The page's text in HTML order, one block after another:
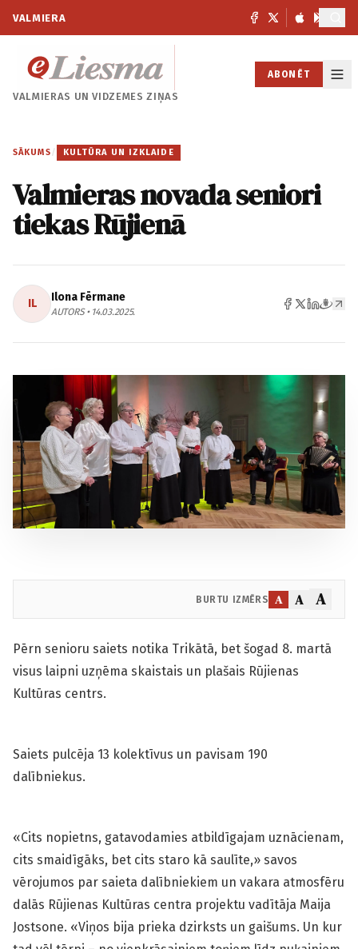
VALMIERA
VALMIERAS UNVIDZEMES ZIŅAS
ABONĒT
SĀKUMS / KULTŪRA UN IZKLAIDE
Valmieras novada seniori
tiekas Rūjienā
IL Ilona Fērmane
AUTORS • 14.03.2025.
BURTU IZMĒRS A A A
Pērn senioru saiets notika Trikātā, bet šogad 8. martā
visus laipni uzņēma skaistais un plašais Rūjienas
Kultūras centrs.
Saiets pulcēja 13 kolektīvus un pavisam 190
dalībniekus.
«Cits nopietns, gatavodamies atbildīgajam uznācienam,
cits smaidīgāks, bet cits staro kā sau­līte,» savos
vērojumos par saieta dalībniekiem un vakara atmosfēru
dalās Rūjienas Kultūras centra projektu vadītāja Maija
Jostsone. «Viņos bija prieka dzirksts un gaišums. Un kur